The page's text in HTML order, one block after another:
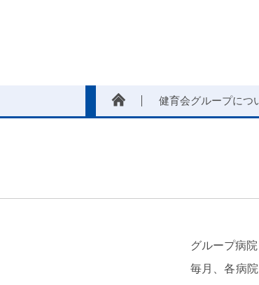
健育会グループにつ
グループ病
毎月、各病